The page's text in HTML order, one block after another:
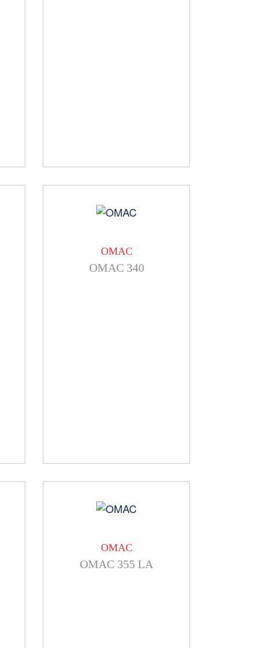
OMAC
OMAC 340
OMAC
OMAC 355 LA